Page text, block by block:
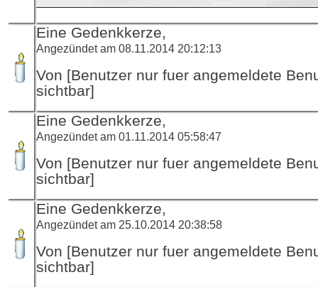
Eine Gedenkkerze,
Angezündet am 08.11.2014 20:12:13
Von [Benutzer nur fuer angemeldete
sichtbar]
Eine Gedenkkerze,
Angezündet am 01.11.2014 05:58:47
Von [Benutzer nur fuer angemeldete
sichtbar]
Eine Gedenkkerze,
Angezündet am 25.10.2014 20:38:58
Von [Benutzer nur fuer angemeldete
sichtbar]